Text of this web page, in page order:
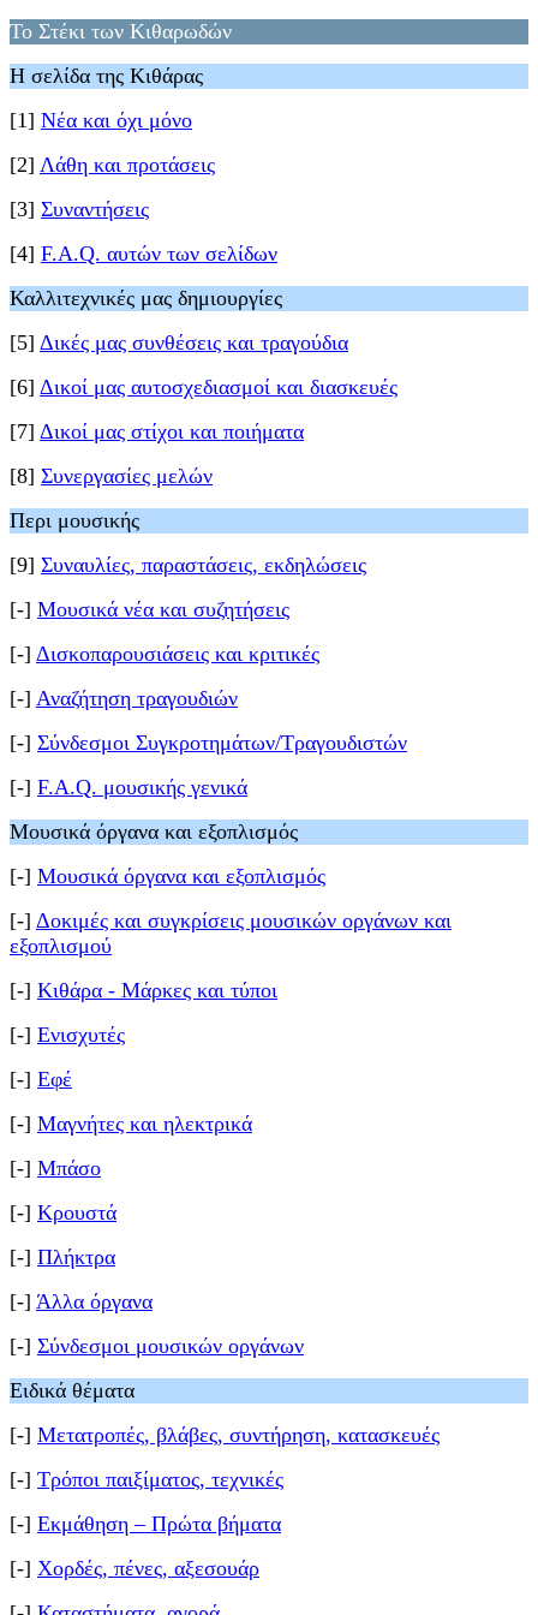
Το Στέκι των Κιθαρωδών
Η σελίδα της Κιθάρας
[1] Νέα και όχι μόνο
[2] Λάθη και προτάσεις
[3] Συναντήσεις
[4] F.A.Q. αυτών των σελίδων
Καλλιτεχνικές μας δημιουργίες
[5] Δικές μας συνθέσεις και τραγούδια
[6] Δικοί μας αυτοσχεδιασμοί και διασκευές
[7] Δικοί μας στίχοι και ποιήματα
[8] Συνεργασίες μελών
Περι μουσικής
[9] Συναυλίες, παραστάσεις, εκδηλώσεις
[-] Μουσικά νέα και συζητήσεις
[-] Δισκοπαρουσιάσεις και κριτικές
[-] Αναζήτηση τραγουδιών
[-] Σύνδεσμοι Συγκροτημάτων/Τραγουδιστών
[-] F.A.Q. μουσικής γενικά
Μουσικά όργανα και εξοπλισμός
[-] Μουσικά όργανα και εξοπλισμός
[-] Δοκιμές και συγκρίσεις μουσικών οργάνων και
εξοπλισμού
[-] Κιθάρα - Μάρκες και τύποι
[-] Ενισχυτές
[-] Εφέ
[-] Μαγνήτες και ηλεκτρικά
[-] Μπάσο
[-] Κρουστά
[-] Πλήκτρα
[-] Άλλα όργανα
[-] Σύνδεσμοι μουσικών οργάνων
Ειδικά θέματα
[-] Μετατροπές, βλάβες, συντήρηση, κατασκευές
[-] Τρόποι παιξίματος, τεχνικές
[-] Εκμάθηση – Πρώτα βήματα
[-] Χορδές, πένες, αξεσουάρ